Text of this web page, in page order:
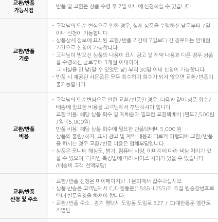
교환/반품
가능시점
반품 및 교환은 상품 수령 후 7일 이내에 신청하실 수 있습니다.
교환/반품
기준
고객님의 단순 변심으로 인한 경우, 실제 상품을 수령하신 날로부터 7일
이내 신청이 가능합니다.
상품상세 정보에 표시된 교환/반품 기간이 7일보다 긴 경우에는 안내된
기간으로 신청이 가능합니다.
고객님이 받으신 상품의 내용이 표시 광고 및 계약 내용과 다른 경우 상품
을 수령하신 날로부터 3개월 이내이며,
그 사실을 안 날(알 수 있었던 날) 부터 30일 이내 신청이 가능합니다.
반품 시 제공된 사은품은 모두 회수하며 회수가 되지 않으면 교환/반품이
불가능합니다.
교환/반품
비용
고객님의 단순변심으로 인한 교환/반품인 경우, 다음과 같이 상품 회수/
배송에 필요한 비용을 고객님께서 부담하셔야 합니다.
교환 비용: 해당 상품 회수 및 재배송에 필요한 교환택배비 (편도2,500원
/왕복5,000원)
반품 비용: 해당 상품 회수에 필요한 반품택배비 5,000 원
상품의 불량/하자, 표시 광고 및 계약 내용과 다르게 이행되어 교환/반품
을 하시는 경우 교환/반품 비용은 업체부담입니다.
상품은 모니터 해상도, 밝기, 컴퓨터 사양, 이미지에 따라 색상 차이가 있
을 수 있으며, 디자인 측정법에 따라 사이즈 차이가 있을 수 있습니다.
(배송비 고객 전액부담)
교환/반품
신청 및 주소
교환/반품 신청은 마이페이지>1:1문의에서 접수하십시오.
상품 반송은 고객님께서 CJ대한통운(1588-1255)에 직접 원송장번호로
택배 반품요청을 하셔야 합니다.
교환/반품 주소 : 경기 평택시 도일동 도일로 327 / CJ대한통운 엘칸토
직영팀